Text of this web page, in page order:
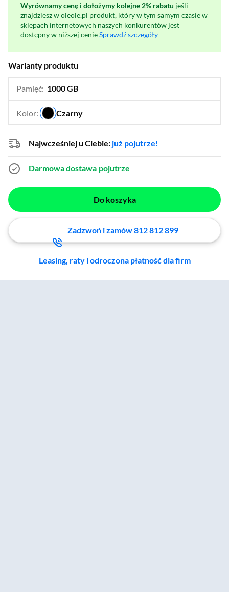
Wyrównamy cenę i dołożymy kolejne 2% rabatu jeśli
znajdziesz w oleole.pl produkt, który w tym samym czasie w
sklepach internetowych naszych konkurentów jest
dostępny w niższej cenieSprawdź szczegóły
Warianty produktu
Pamięć: 1000 GB
Kolor: Czarny
…
Najwcześniej u Ciebie: już pojutrze!
Darmowa dostawa pojutrze
Do koszyka
Zadzwoń i zamów 812 812 899
Leasing, raty i odroczona płatność dla firm